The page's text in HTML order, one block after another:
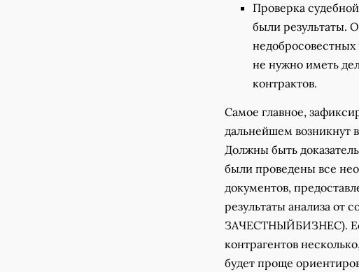
Проверка
были результаты.
недобросовестных
не нужно иметь
контрактов.
Самое главное,
дальнейшем возникнут
Должны быть
были проведены все
документов,
результаты анализа от
ЗАЧЕСТНЫЙБИЗНЕС).
контрагентов
будет проще